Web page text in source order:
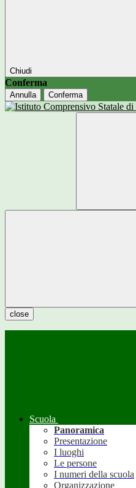
Chiudi
Conferma
Annulla Conferma
close
Scuola
Panoramica
Presentazione
I luoghi
Le persone
I numeri della scuola
Organizzazione